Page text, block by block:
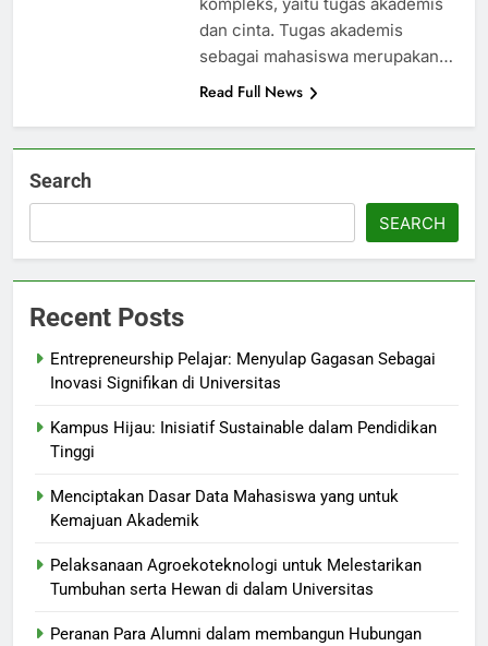
dan cinta. Tugas akademis
sebagai mahasiswa merupakan…
Read Full News
Search
SEARCH
Recent Posts
Entrepreneurship Pelajar: Menyulap Gagasan Sebagai
Inovasi Signifikan di Universitas
Kampus Hijau: Inisiatif Sustainable dalam Pendidikan
Tinggi
Menciptakan Dasar Data Mahasiswa yang untuk
Kemajuan Akademik
Pelaksanaan Agroekoteknologi untuk Melestarikan
Tumbuhan serta Hewan di dalam Universitas
Peranan Para Alumni dalam membangun Hubungan